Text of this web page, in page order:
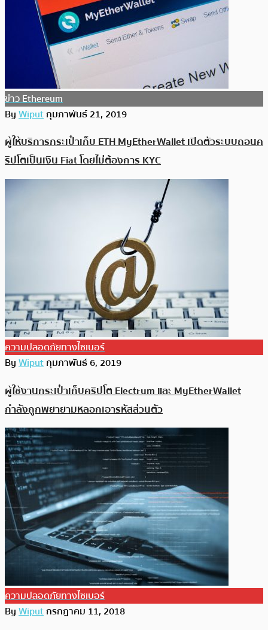
ข่าว Ethereum
ByWiputกุมภาพันธ์ 21, 2019
ผู้ให้บริการกระเป๋าเก็บ ETH MyEtherWallet เปิดตัวระบบถอนค
ริปโตเป็นเงิน Fiat โดยไม่ต้องการ KYC
ความปลอดภัยทางไซเบอร์
ByWiputกุมภาพันธ์ 6, 2019
ผู้ใช้งานกระเป๋าเก็บคริปโต Electrum และ MyEtherWallet
กำลังถูกพยายามหลอกเอารหัสส่วนตัว
ความปลอดภัยทางไซเบอร์
ByWiputกรกฎาคม 11, 2018